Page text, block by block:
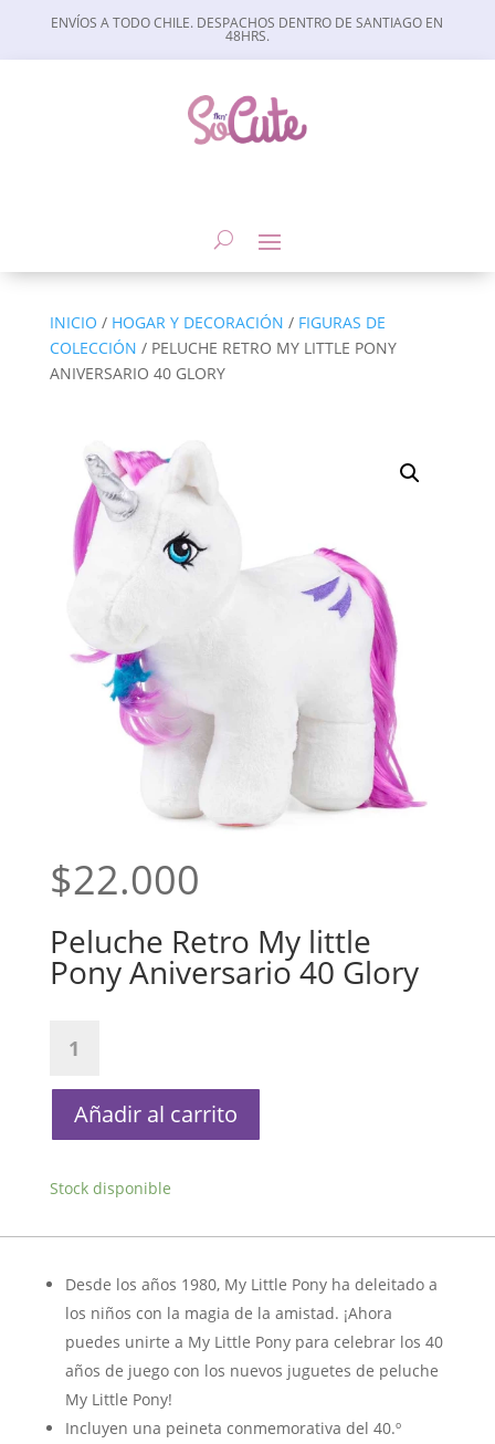
ENVÍOS A TODO CHILE. DESPACHOS DENTRO DE SANTIAGO EN
48HRS.
INICIO / HOGAR Y DECORACIÓN / FIGURAS DE
COLECCIÓN / PELUCHE RETRO MY LITTLE PONY
ANIVERSARIO 40 GLORY
$22.000
Peluche Retro My little
Pony Aniversario 40 Glory
Retro
little
Pony
40
cantidad
Añadir al carrito
Stock disponible
Desde los años 1980, My Little Pony ha deleitado a
los niños con la magia de la amistad. ¡Ahora
puedes unirte a My Little Pony para celebrar los 40
años de juego con los nuevos juguetes de peluche
My Little Pony!
Incluyen una peineta conmemorativa del 40.º